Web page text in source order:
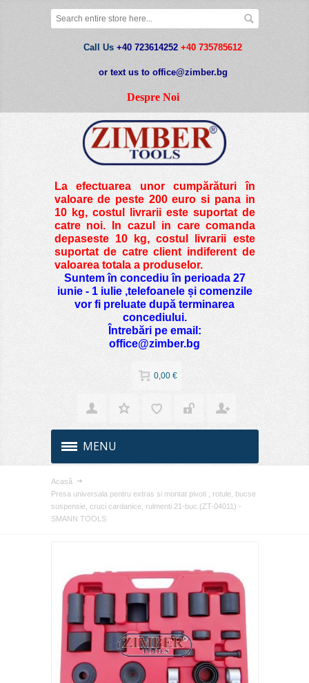
Call Us +40 723614252 +40 735785612
or text us to office@zimber.bg
Despre Noi
La efectuarea unor cumpărături în
valoare de peste200 euro si pana in
10 kg, costul livrarii este suportat de
catre noi. In cazul in care comanda
depaseste 10 kg, costul livrarii este
suportat de catre client indiferent de
valoarea totala a produselor.
Suntem în concediu în perioada 27
iunie - 1 iulie ,telefoanele și comenzile
vor fi preluate după terminarea
concediului.
Întrebări pe email:
office@zimber.bg
0,00 €
MENU
Acasă
Presa universala pentru extras si montat pivoti , rotule, bucse
suspensie, cruci cardanice, rulmenti 21-buc.(ZT-04011) -
SMANN TOOLS